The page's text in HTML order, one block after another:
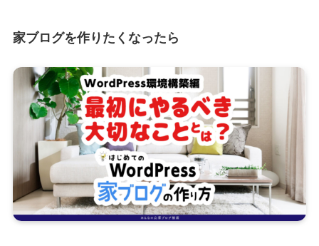
家ブログを作りたくなったら